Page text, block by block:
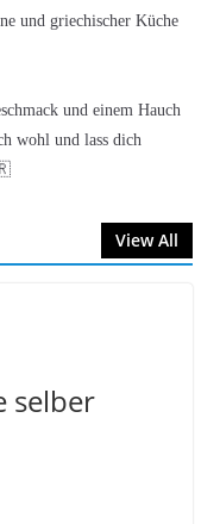
und griechischer Küche
und einem Hauch
wohl und lass dich
View All
selber